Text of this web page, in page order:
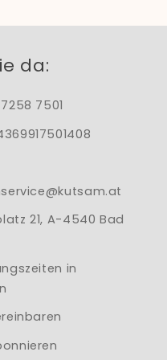
da:
7501
21, A-4540 Bad
in